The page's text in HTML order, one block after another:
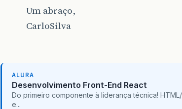
Um abraço,
CarloSilva
ALURA
Desenvolvimento Front-End React
Do primeiro componente à liderança técnica!
e...